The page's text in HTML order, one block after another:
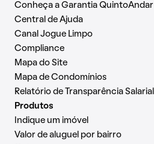
Conheça a Garantia QuintoAndar
Central de Ajuda
Canal Jogue Limpo
Compliance
Mapa do Site
Mapa de Condomínios
Relatório de Transparência Salarial
Produtos
Indique um imóvel
Valor de aluguel por bairro